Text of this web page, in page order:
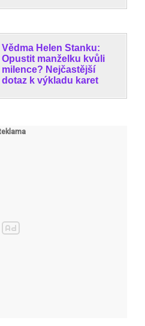
Vědma Helen Stanku:
Opustit manželku kvůli
milence? Nejčastější
dotaz k výkladu karet